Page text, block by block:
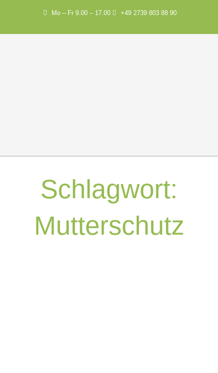
Mo – Fr 9.00 – 17.00 +49 2739 803 88 90
Schlagwort:
Mutterschutz